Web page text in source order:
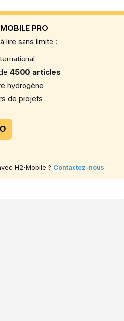
PRO
lire sans limite :
4500 articles
hydrogène
de projets
H2-Mobile ? Contactez-nous